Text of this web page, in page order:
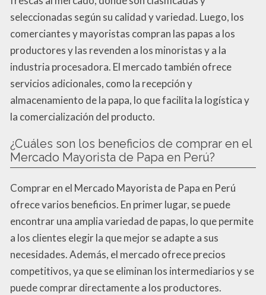
seleccionadas según su calidad y variedad. Luego, los
comerciantes y mayoristas compran las papas a los
productores y las revenden a los minoristas y a la
industria procesadora. El mercado también ofrece
servicios adicionales, como la recepción y
almacenamiento de la papa, lo que facilita la logística y
la comercialización del producto.
¿Cuáles son los beneficios de comprar en el
Mercado Mayorista de Papa en Perú?
Comprar en el Mercado Mayorista de Papa en Perú
ofrece varios beneficios. En primer lugar, se puede
encontrar una amplia variedad de papas, lo que permite
a los clientes elegir la que mejor se adapte a sus
necesidades. Además, el mercado ofrece precios
competitivos, ya que se eliminan los intermediarios y se
puede comprar directamente a los productores.